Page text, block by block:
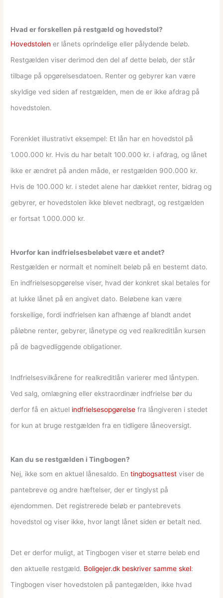
Hvad er forskellen på restgæld og hovedstol?
Hovedstolen er lånets oprindelige eller pålydende beløb.
Restgælden viser derimod den del af dette beløb, der står
tilbage på opgørelsesdatoen. Renter og gebyrer kan være
skyldige ved siden af restgælden, men de er ikke afdrag på
hovedstolen.
Forenklet illustrativt eksempel: Et lån har en hovedstol på
1.000.000 kr. Hvis du har betalt 100.000 kr. i afdrag, og lånet
ikke er ændret på anden måde, er restgælden 900.000 kr.
Hvis de 100.000 kr. i stedet alene har dækket renter, bidrag og
gebyrer, er hovedstolen ikke blevet nedbragt, og restgælden
er fortsat 1.000.000 kr.
Hvorfor kan indfrielsesbeløbet være et andet?
Restgælden er normalt et nominelt beløb på en bestemt dato.
En indfrielsesopgørelse viser, hvad der konkret skal betales for
at lukke lånet på en angivet dato. Beløbene kan være
forskellige, fordi indfrielsen kan afhænge af blandt andet
påløbne renter, gebyrer, lånetype og ved realkreditlån kursen
på de bagvedliggende obligationer.
Indfrielsesvilkårene for realkreditlån varierer med låntypen.
Ved salg, omlægning eller ekstraordinær indfrielse bør du
derfor få en aktuel indfrielsesopgørelse fra långiveren i stedet
for kun at bruge restgælden fra en tidligere låneoversigt.
Kan du se restgælden i Tingbogen?
Nej, ikke som en aktuel lånesaldo. Entingbogsattest viser de
pantebreve og andre hæftelser, der er tinglyst på
ejendommen. Det registrerede beløb er pantebrevets
hovedstol og viser ikke, hvor langt lånet siden er betalt ned.
Det er derfor muligt, at Tingbogen viser et større beløb end
den aktuelle restgæld. Boligejer.dk beskriver samme skel:
Tingbogen viser hovedstolen på pantegælden, ikke hvad